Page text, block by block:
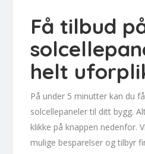
Få tilbud
helt
På under 5 minutter kan du
solcellepaneler til ditt bygg.
klikke på knappen nedenfor.
mulige besparelser og tilbyr